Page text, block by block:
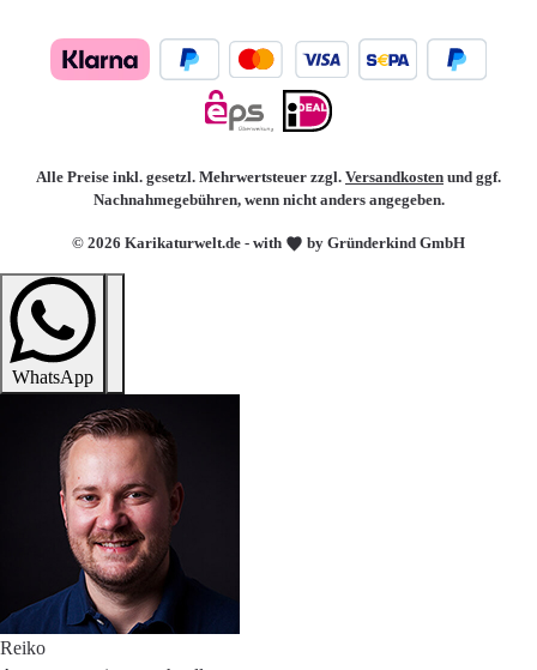
© 2026 Karikaturwelt.de - with by Gründerkind GmbH
Alle Preise inkl. gesetzl. Mehrwertsteuer zzgl. Versandkosten und ggf.
Nachnahmegebühren, wenn nicht anders angegeben.
WhatsApp
Reiko